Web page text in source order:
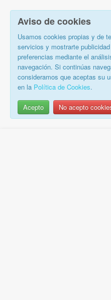
Aviso de cookies
Usamos cookies propias y de
servicios y mostrarte
preferencias mediante el
navegación. Si continúas
consideramos que aceptas su
en la Política de Cookies.
Acepto No acepto